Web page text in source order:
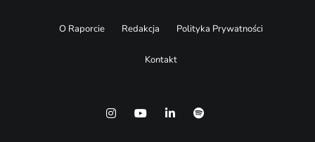
O Raporcie Redakcja Polityka Prywatności
Kontakt